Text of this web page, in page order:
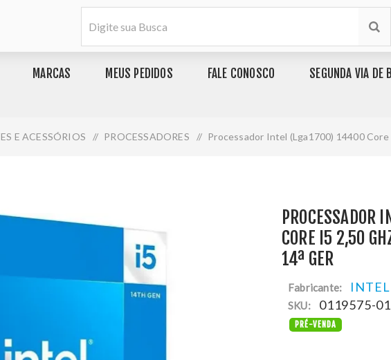
MARCAS MEUS PEDIDOS FALE CONOSCO SEGUNDA VIA DE
E ACESSÓRIOS / PROCESSADORES / Processador Intel (Lga1700) 14400
CORE I5 2,50
14ª GER
Fabricante: INTEL
SKU: 0119575-01
PRÉ-VENDA